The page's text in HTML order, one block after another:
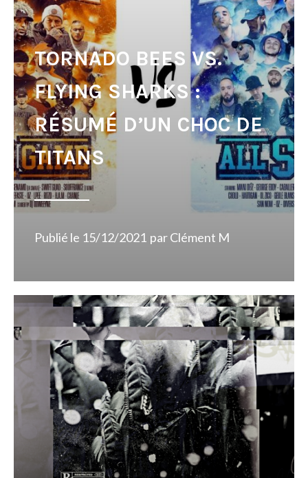
TORNADO BEES VS.
FLYING SHARKS :
RÉSUMÉ D’UN CHOC DE
TITANS
Publié le 15/12/2021 parClément M